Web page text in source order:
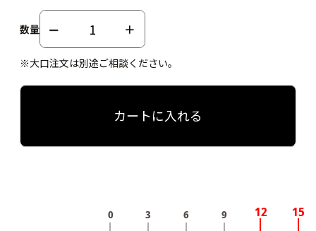
数量
※大口注文は別途ご相談ください。
カートに入れる